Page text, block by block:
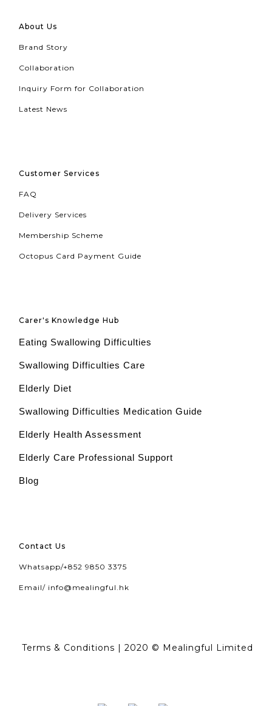
About Us
Brand Story
Collaboration
Inquiry Form for Collaboration
Latest News
Customer Services
FAQ
Delivery Services
Membership Scheme
Octopus Card Payment Guide
Carer's Knowledge Hub
Eating Swallowing Difficulties
Swallowing Difficulties Care
Elderly Diet
Swallowing Difficulties Medication Guide
Elderly Health Assessment
Elderly Care Professional Support
Blog
Contact Us
Whatsapp/+852 9850 3375
Email/ info@mealingful.hk
Terms & Conditions | 2020 © Mealingful Limited